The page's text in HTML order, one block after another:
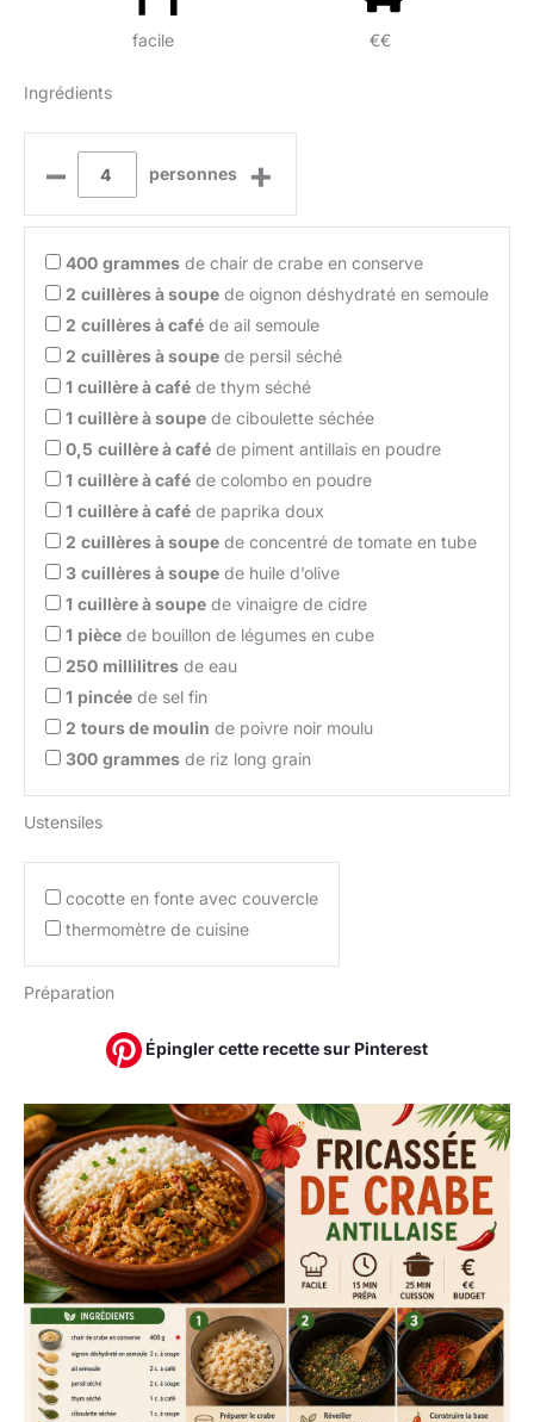
facile €€
Ingrédients
– personnes +
400 grammes de chair de crabe en conserve
2 cuillères à soupe de oignon déshydraté en semoule
2 cuillères à café de ail semoule
2 cuillères à soupe de persil séché
1 cuillère à café de thym séché
1 cuillère à soupe de ciboulette séchée
0,5 cuillère à café de piment antillais en poudre
1 cuillère à café de colombo en poudre
1 cuillère à café de paprika doux
2 cuillères à soupe de concentré de tomate en tube
3 cuillères à soupe de huile d’olive
1 cuillère à soupe de vinaigre de cidre
1 pièce de bouillon de légumes en cube
250 millilitres de eau
1 pincée de sel fin
2 tours de moulin de poivre noir moulu
300 grammes de riz long grain
Ustensiles
cocotte en fonte avec couvercle
thermomètre de cuisine
Préparation
Épingler cette recette sur Pinterest